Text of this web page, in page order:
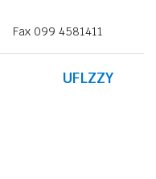
Fax 099 4581411
UFLZZY